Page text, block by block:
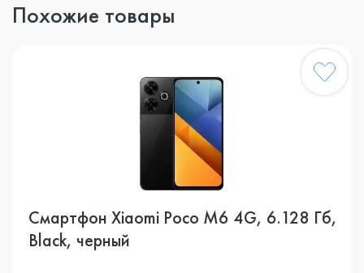
Похожие товары
Смартфон Xiaomi Poco M6 4G, 6.128 Гб,
Black, черный